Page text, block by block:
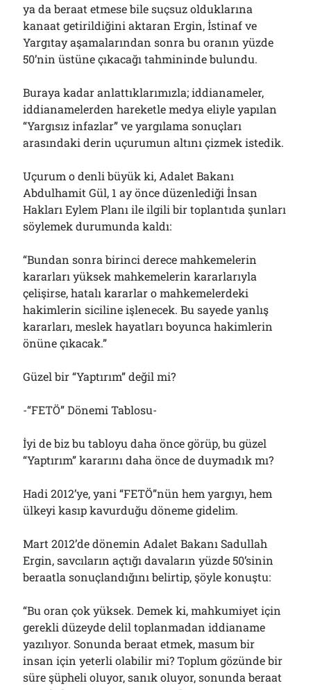
ya da beraat etmese bile suçsuz olduklarına
kanaat getirildiğini aktaran Ergin, İstinaf ve
Yargıtay aşamalarından sonra bu oranın yüzde
50’nin üstüne çıkacağı tahmininde bulundu.
Buraya kadar anlattıklarımızla; iddianameler,
iddianamelerden hareketle medya eliyle yapılan
“Yargısız infazlar” ve yargılama sonuçları
arasındaki derin uçurumun altını çizmek istedik.
Uçurum o denli büyük ki, Adalet Bakanı
Abdulhamit Gül, 1 ay önce düzenlediği İnsan
Hakları Eylem Planı ile ilgili bir toplantıda şunları
söylemek durumunda kaldı:
“Bundan sonra birinci derece mahkemelerin
kararları yüksek mahkemelerin kararlarıyla
çelişirse, hatalı kararlar o mahkemelerdeki
hakimlerin siciline işlenecek. Bu sayede yanlış
kararları, meslek hayatları boyunca hakimlerin
önüne çıkacak.”
Güzel bir “Yaptırım” değil mi?
-“FETÖ” Dönemi Tablosu-
İyi de biz bu tabloyu daha önce görüp, bu güzel
“Yaptırım” kararını daha önce de duymadık mı?
Hadi 2012’ye, yani “FETÖ”nün hem yargıyı, hem
ülkeyi kasıp kavurduğu döneme gidelim.
Mart 2012’de dönemin Adalet Bakanı Sadullah
Ergin, savcıların açtığı davaların yüzde 50’sinin
beraatla sonuçlandığını belirtip, şöyle konuştu:
“Bu oran çok yüksek. Demek ki, mahkumiyet için
gerekli düzeyde delil toplanmadan iddianame
yazılıyor. Sonunda beraat etmek, masum bir
insan için yeterli olabilir mi? Toplum gözünde bir
süre şüpheli oluyor, sanık oluyor, sonunda beraat